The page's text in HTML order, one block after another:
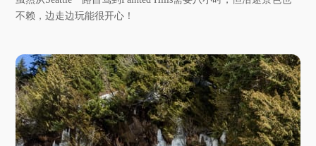
不赖，边走边玩能很开心！